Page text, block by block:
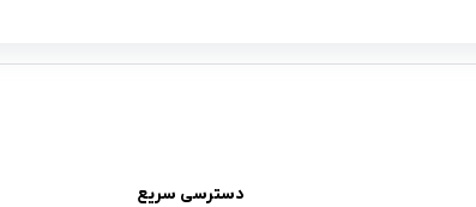
دسترسی سریع